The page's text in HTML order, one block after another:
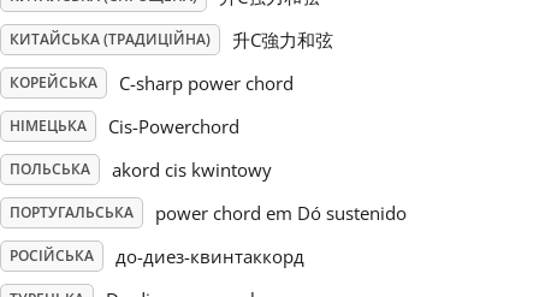
Türkçe
Українська
简体中文
繁體中文
КИТАЙСЬКА (ТРАДИЦІЙНА) 升C強力和弦
КОРЕЙСЬКА C-sharp power chord
НІМЕЦЬКА Cis-Powerchord
ПОЛЬСЬКА akord cis kwintowy
ПОРТУГАЛЬСЬКА power chord em Dó sustenido
РОСІЙСЬКА до-диез-квинтаккорд